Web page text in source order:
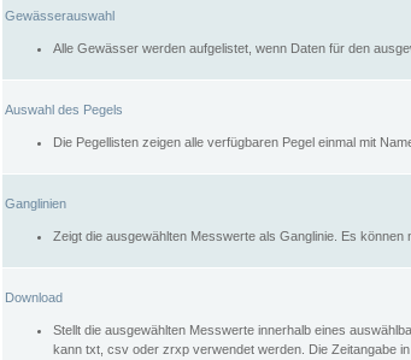
Gewässerauswahl
Alle Gewässer werden aufgelistet, wenn Daten für den
Auswahl des Pegels
Die Pegellisten zeigen alle verfügbaren Pegel einmal mit
Ganglinien
Zeigt die ausgewählten Messwerte als Ganglinie. Es können
Download
Stellt die ausgewählten Messwerte innerhalb eines
kann txt, csv oder zrxp verwendet werden. Die Zeitangabe